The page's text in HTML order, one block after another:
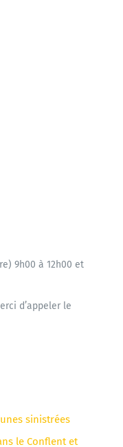
9h00 à 12h00 et
d’appeler le
sinistrées
le Conflent et